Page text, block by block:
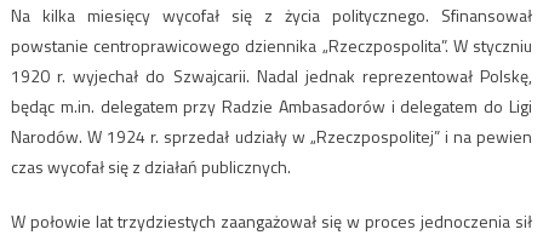
Na kilka miesięcy wycofał się z życia politycznego. Sfinansował
powstanie centroprawicowego dziennika „Rzeczpospolita”. W styczniu
1920 r. wyjechał do Szwajcarii. Nadal jednak reprezentował Polskę,
będąc m.in. delegatem przy Radzie Ambasadorów i delegatem do Ligi
Narodów. W 1924 r. sprzedał udziały w „Rzeczpospolitej” i na pewien
czas wycofał się z działań publicznych.
W połowie lat trzydziestych zaangażował się w proces jednoczenia sił